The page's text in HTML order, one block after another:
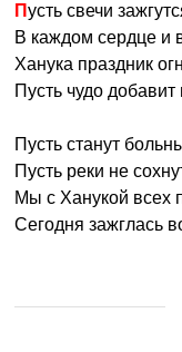
Пусть свечи
В каждом сердце и
Ханука праздник
Пусть чудо
Пусть станут
Пусть реки не
Мы с Ханукой всех
Сегодня зажглась